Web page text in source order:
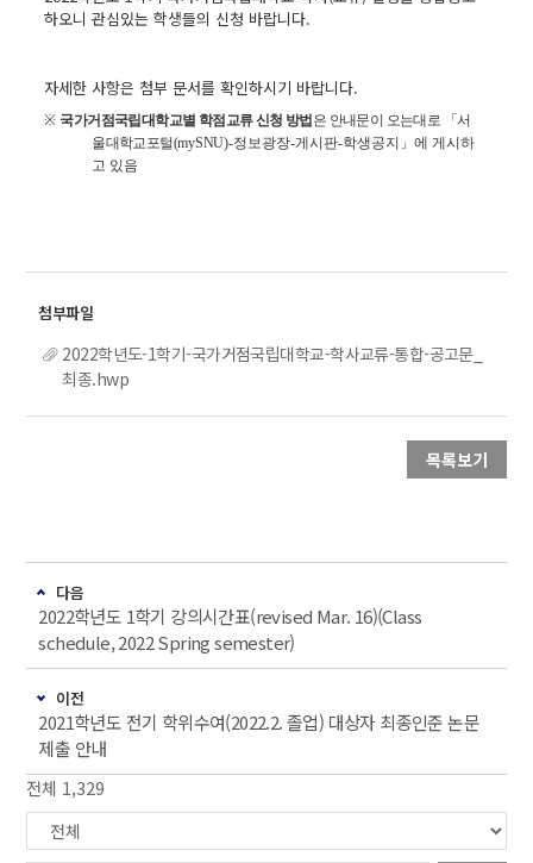
하오니 관심있는 학생들의 신청 바랍니다.
자세한 사항은 첨부 문서를 확인하시기 바랍니다.
※ 국가거점국립대학교별 학점교류 신청 방법 은 안내문이 오는대로 「서
울대학교포털(mySNU)-정보광장-게시판-학생공지」에 게시하
고 있음
2022학년도-1학기-국가거점국립대학교-학사교류-통합-공고문_
최종.hwp
목록보기
다음
2022학년도 1학기 강의시간표(revised Mar. 16)(Class
schedule, 2022 Spring semester)
이전
2021학년도 전기 학위수여(2022.2. 졸업) 대상자 최종인준 논문
제출 안내
전체 1,329